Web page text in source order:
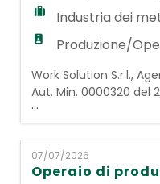
Industria dei
Produzione/
Work Solution S.r.l.,
Aut. Min. 0000320 del
per Azienda
nel settore delle
figura di Operaio/a di
scelta si occuperà di
metalli
...
07/07/2026
Operaio di